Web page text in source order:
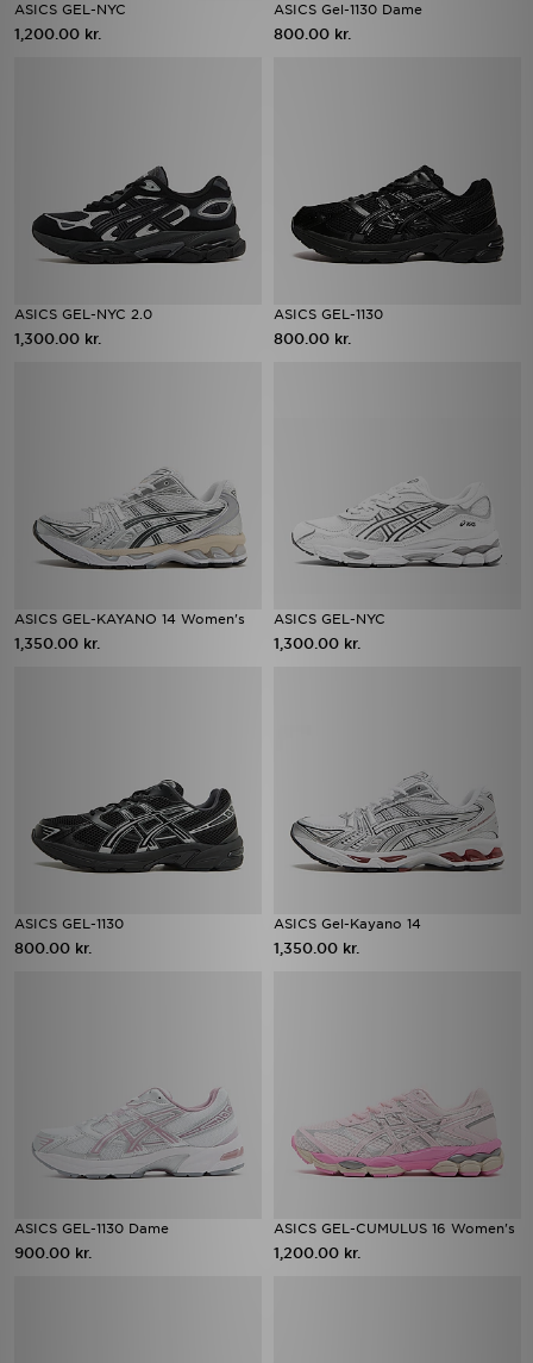
ASICS GEL-NYC
1,200.00 kr.
ASICS Gel-1130 Dame
800.00 kr.
ASICS GEL-NYC 2.0
1,300.00 kr.
ASICS GEL-1130
800.00 kr.
ASICS GEL-KAYANO 14 Women's
1,350.00 kr.
ASICS GEL-NYC
1,300.00 kr.
ASICS GEL-1130
800.00 kr.
ASICS Gel-Kayano 14
1,350.00 kr.
ASICS GEL-1130 Dame
900.00 kr.
ASICS GEL-CUMULUS 16 Women's
1,200.00 kr.